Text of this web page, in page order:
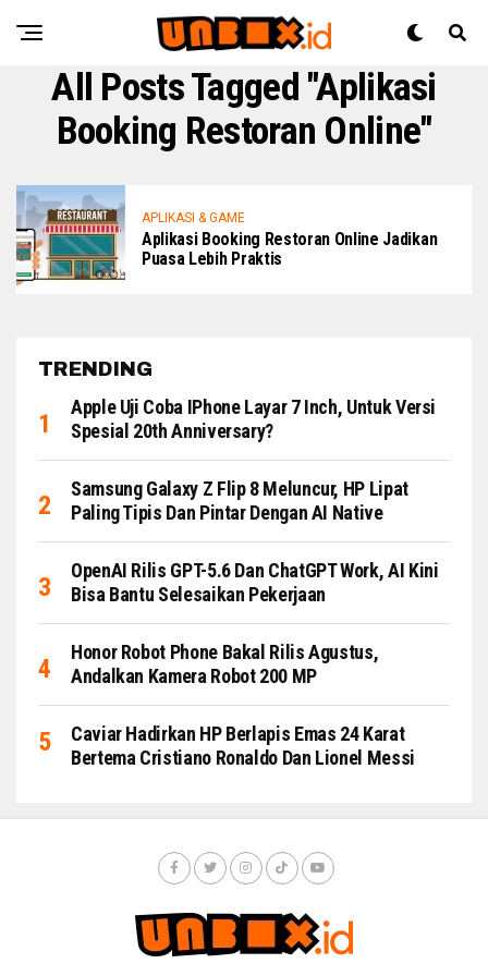
All Posts Tagged "Aplikasi
Booking Restoran Online"
APLIKASI & GAME
Aplikasi Booking Restoran Online Jadikan
Puasa Lebih Praktis
TRENDING
Apple Uji Coba IPhone Layar 7 Inch, Untuk Versi
Spesial 20th Anniversary?
Samsung Galaxy Z Flip 8 Meluncur, HP Lipat
Paling Tipis Dan Pintar Dengan AI Native
OpenAI Rilis GPT-5.6 Dan ChatGPT Work, AI Kini
Bisa Bantu Selesaikan Pekerjaan
Honor Robot Phone Bakal Rilis Agustus,
Andalkan Kamera Robot 200 MP
Caviar Hadirkan HP Berlapis Emas 24 Karat
Bertema Cristiano Ronaldo Dan Lionel Messi